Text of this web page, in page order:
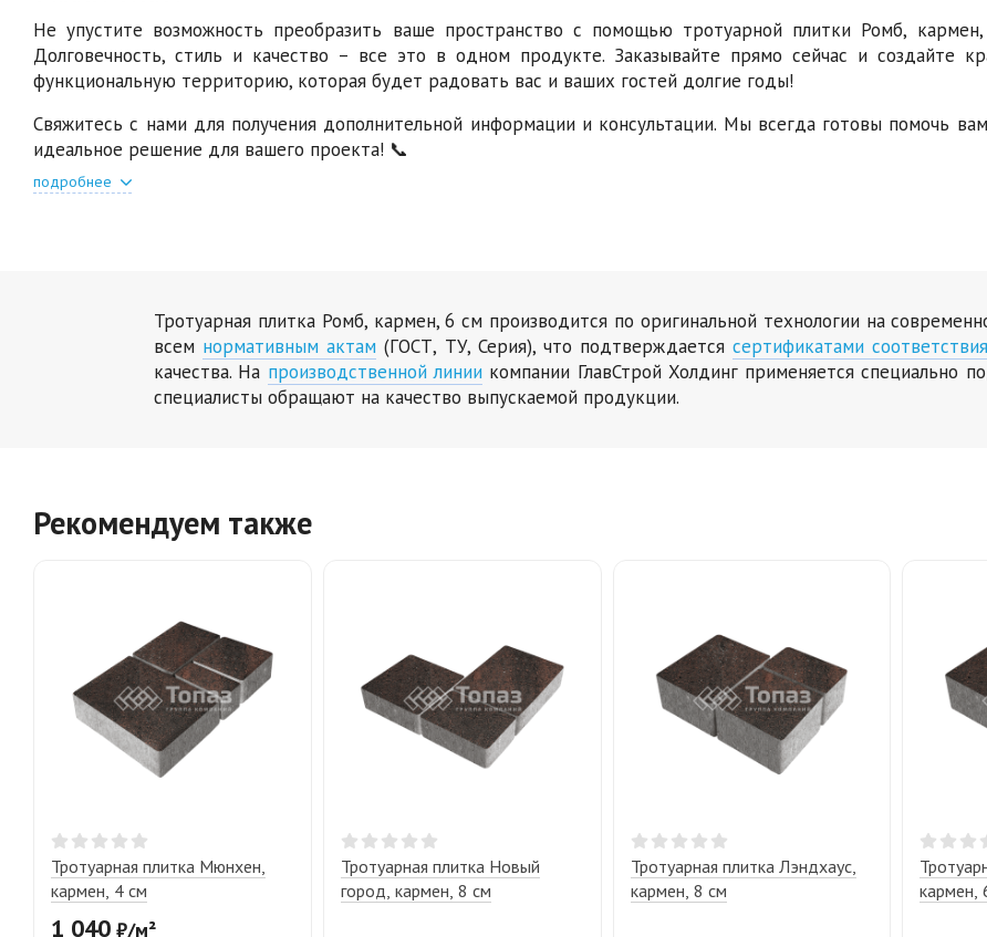
Не упустите возможность преобразить ваше пространство с помощью тротуарной плитки Ромб,
Долговечность, стиль и качество – все это в одном продукте. Заказывайте прямо сейчас и создайте
функциональную территорию, которая будет радовать вас и ваших гостей долгие годы!
Свяжитесь с нами для получения дополнительной информации и консультации. Мы всегда готовы помочь
идеальное решение для вашего проекта! 📞
подробнее
Тротуарная плитка Ромб, кармен, 6 см производится по оригинальной технологии на
всем нормативным актам (ГОСТ, ТУ, Серия), что подтверждаетсясертификатами
качества. На производственной линиикомпании ГлавСтрой Холдинг применяется специально
специалисты обращают на качество выпускаемой продукции.
Рекомендуем также
Тротуарная плитка Мюнхен,
кармен, 4 см
1 040 ₽/м²
Тротуарная плитка Новый
город, кармен, 8 см
Тротуарная плитка Лэндхаус,
кармен, 8 см
кармен,